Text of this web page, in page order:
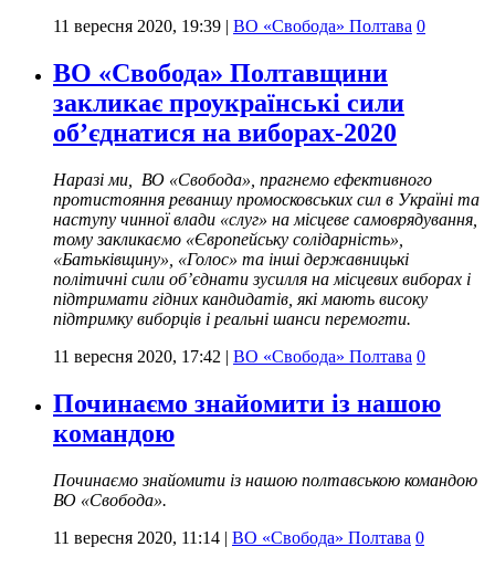
11 вересня 2020, 19:39 | ВО «Свобода» Полтава 0
ВО «Свобода» Полтавщини
закликає проукраїнські сили
об’єднатися на виборах-2020
Наразі ми, ВО «Свобода» прагнемо ефективного
протистояння реваншу промосковських сил в Україні та
наступу чинної влади «слуг» на місцеве самоврядування,
тому закликаємо «Європейську солідарність»,
«Батьківщину», «Голос» та інші державницькі
політичні сили об’єднати зусилля на місцевих виборах і
підтримати гідних кандидатів, які мають високу
підтримку виборців і реальні шанси перемогти.
11 вересня 2020, 17:42 | ВО «Свобода» Полтава 0
Починаємо знайомити із нашою
командою
Починаємо знайомити із нашою полтавською командою
ВО «Свобода».
11 вересня 2020, 11:14 | ВО «Свобода» Полтава 0